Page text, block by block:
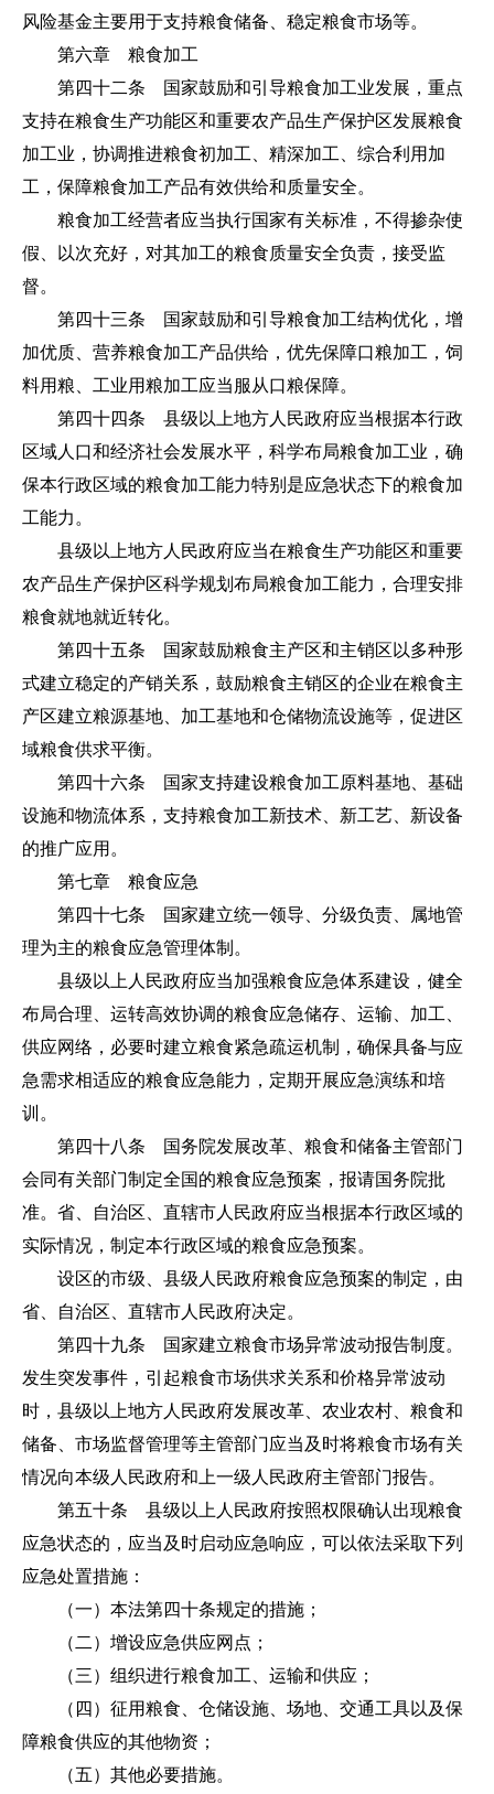
风险基金主要用于支持粮食储备、稳定粮食市场等。
第六章 粮食加工
第四十二条 国家鼓励和引导粮食加工业发展，重点
支持在粮食生产功能区和重要农产品生产保护区发展粮食
加工业，协调推进粮食初加工、精深加工、综合利用加
工，保障粮食加工产品有效供给和质量安全。
粮食加工经营者应当执行国家有关标准，不得掺杂使
假、以次充好，对其加工的粮食质量安全负责，接受监
督。
第四十三条 国家鼓励和引导粮食加工结构优化，增
加优质、营养粮食加工产品供给，优先保障口粮加工，饲
料用粮、工业用粮加工应当服从口粮保障。
第四十四条 县级以上地方人民政府应当根据本行政
区域人口和经济社会发展水平，科学布局粮食加工业，确
保本行政区域的粮食加工能力特别是应急状态下的粮食加
工能力。
县级以上地方人民政府应当在粮食生产功能区和重要
农产品生产保护区科学规划布局粮食加工能力，合理安排
粮食就地就近转化。
第四十五条 国家鼓励粮食主产区和主销区以多种形
式建立稳定的产销关系，鼓励粮食主销区的企业在粮食主
产区建立粮源基地、加工基地和仓储物流设施等，促进区
域粮食供求平衡。
第四十六条 国家支持建设粮食加工原料基地、基础
设施和物流体系，支持粮食加工新技术、新工艺、新设备
的推广应用。
第七章 粮食应急
第四十七条 国家建立统一领导、分级负责、属地管
理为主的粮食应急管理体制。
县级以上人民政府应当加强粮食应急体系建设，健全
布局合理、运转高效协调的粮食应急储存、运输、加工、
供应网络，必要时建立粮食紧急疏运机制，确保具备与应
急需求相适应的粮食应急能力，定期开展应急演练和培
训。
第四十八条 国务院发展改革、粮食和储备主管部门
会同有关部门制定全国的粮食应急预案，报请国务院批
准。省、自治区、直辖市人民政府应当根据本行政区域的
实际情况，制定本行政区域的粮食应急预案。
设区的市级、县级人民政府粮食应急预案的制定，由
省、自治区、直辖市人民政府决定。
第四十九条 国家建立粮食市场异常波动报告制度。
发生突发事件，引起粮食市场供求关系和价格异常波动
时，县级以上地方人民政府发展改革、农业农村、粮食和
储备、市场监督管理等主管部门应当及时将粮食市场有关
情况向本级人民政府和上一级人民政府主管部门报告。
第五十条 县级以上人民政府按照权限确认出现粮食
应急状态的，应当及时启动应急响应，可以依法采取下列
应急处置措施：
（一）本法第四十条规定的措施；
（二）增设应急供应网点；
（三）组织进行粮食加工、运输和供应；
（四）征用粮食、仓储设施、场地、交通工具以及保
障粮食供应的其他物资；
（五）其他必要措施。